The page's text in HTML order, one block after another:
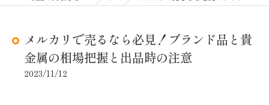
メルカリで売るなら必見！ブランド品と貴
金属の相場把握と出品時の注意
2023/11/12